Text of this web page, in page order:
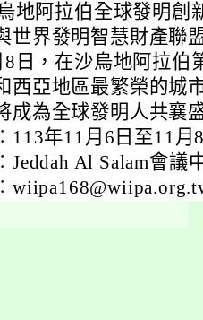
烏地阿拉伯全球發明
世界發明智慧財產聯
8日，在沙烏地阿拉伯
西亞地區最繁榮的城
成為全球發明人共襄
年11月6日至11月
Al Salam會議